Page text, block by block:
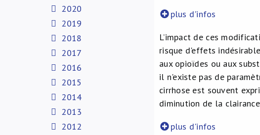
plus d'infos
L’impact de ces
risque d'effets
aux opioïdes ou aux
il n'existe pas de
cirrhose est souvent
diminution de la
plus d'infos
2020
2019
2018
2017
2016
2015
2014
2013
2012